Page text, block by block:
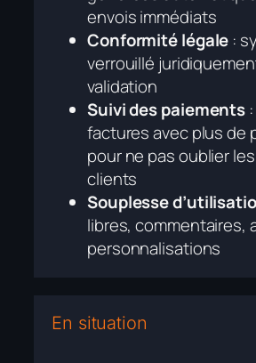
envois immédiats
Conformitélégale :
verrouillé
validation
Suivi des paiements
factures avec plus de
pour ne pas oublier
clients
Souplesse
libres, commentaires,
personnalisations
En situation